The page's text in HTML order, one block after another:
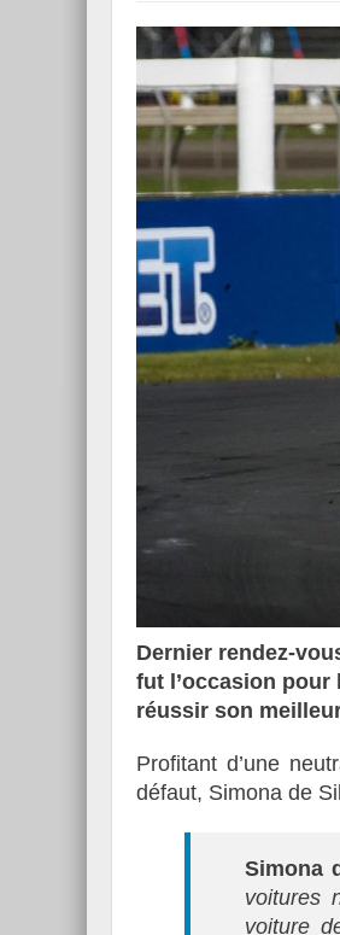
Dernier rendez-
fut l’occasion pour
réussir son
Profitant d’une
défaut, Simona de
Simona
voitures
voiture